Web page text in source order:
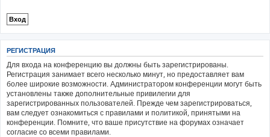
РЕГИСТРАЦИЯ
Для входа на конференцию вы должны быть зарегистрированы.
Регистрация занимает всего несколько минут, но предоставляет вам
более широкие возможности. Администратором конференции могут быть
установлены также дополнительные привилегии для
зарегистрированных пользователей. Прежде чем зарегистрироваться,
вам следует ознакомиться с правилами и политикой, принятыми на
конференции. Помните, что ваше присутствие на форумах означает
согласие со всеми правилами.